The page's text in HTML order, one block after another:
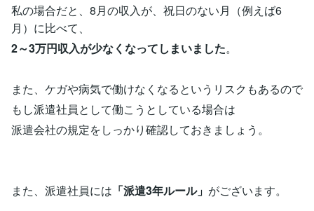
私の場合だと、8月の収入が、祝日のない月（例えば6
月）に比べて、
2～3万円収入が少なくなってしまいました。
また、ケガや病気で働けなくなるというリスクもあるので
もし派遣社員として働こうとしている場合は
派遣会社の規定をしっかり確認しておきましょう。
また、派遣社員には 「派遣3年ルール」 がございます。